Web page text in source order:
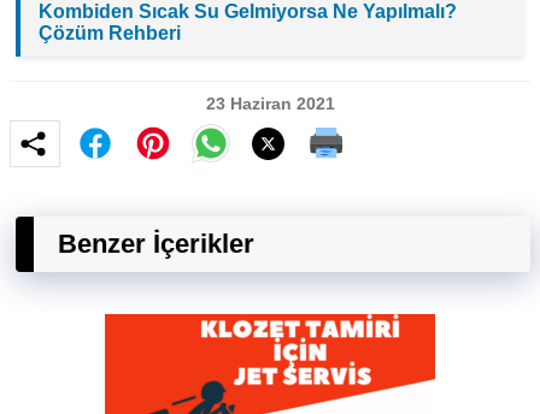
Kombiden Sıcak Su Gelmiyorsa Ne Yapılmalı?
Çözüm Rehberi
23 Haziran 2021
Benzer İçerikler